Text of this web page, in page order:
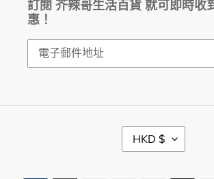
訂閱 芥辣哥生活百貨 就可即時收
惠！
幣
別
HKD $